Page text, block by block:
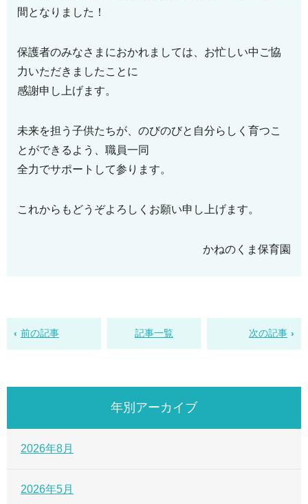
間となりました！
保護者のみなさまにおかれましては、お忙しい中ご協
力いただきましたことに
感謝申し上げます。
未来を担う子供たちが、のびのびと自分らしく育つこ
とができるよう、職員一同
全力でサポートして参ります。
これからもどうぞよろしくお願い申し上げます。
かねのくま保育園
前の記事 記事一覧 次の記事
年別アーカイブ
2026年8月
2026年5月